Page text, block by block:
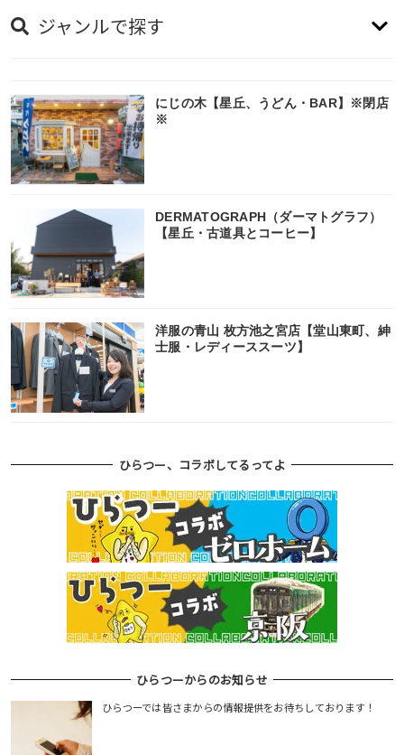
くずはエリア
牧野エリア
御殿山エリア
藤阪エリア
星ヶ丘・村野エリア
枚方市駅・枚方公園駅エリア
香里ケ丘・香里園エリア
光善寺・さだエリア
津田エリア
寝屋川市エリア
交野市エリア
八幡市エリア
その他地域
ジャンルで探す
飲食店・グルメ
ショッピング・スーパー
毛、ネイル）
幼稚園・保育園・学校・塾・専門学校
ウェブ・インターネット・ビジネス
住宅・不動産・引越し
病院・医院・薬局
福祉・介護
カーディーラー・中古車
スポーツ施設・ジム・遊び・トラベル
その他・官公署
にじの木【星丘、うどん・BAR】※閉店
※
DERMATOGRAPH（ダーマトグラフ）
【星丘・古道具とコーヒー】
洋服の青山 枚方池之宮店【堂山東町、紳
士服・レディーススーツ】
ひらつー、コラボしてるってよ
ひらつーからのお知らせ
ひらつーでは皆さまからの情報提供をお待ちしております！